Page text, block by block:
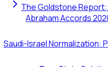
The Goldstone
Abraham Accords
Saudi-Israel Normalization: